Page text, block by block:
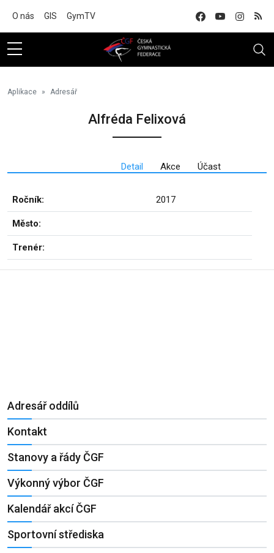
O nás GIS GymTV
Aplikace Adresář
Alfréda Felixová
Detail Akce Účast
Ročník: 2017
Město:
Trenér:
Adresář oddílů
Kontakt
Stanovy a řády ČGF
Výkonný výbor ČGF
Kalendář akcí ČGF
Sportovní střediska